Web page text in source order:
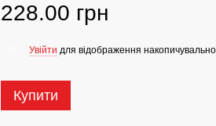
228.00 грн
Увійти для відображення
Купити